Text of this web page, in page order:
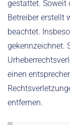
gestattet. Soweit
Betreiber erstellt
beachtet.
gekennzeichnet.
einen
entfernen.